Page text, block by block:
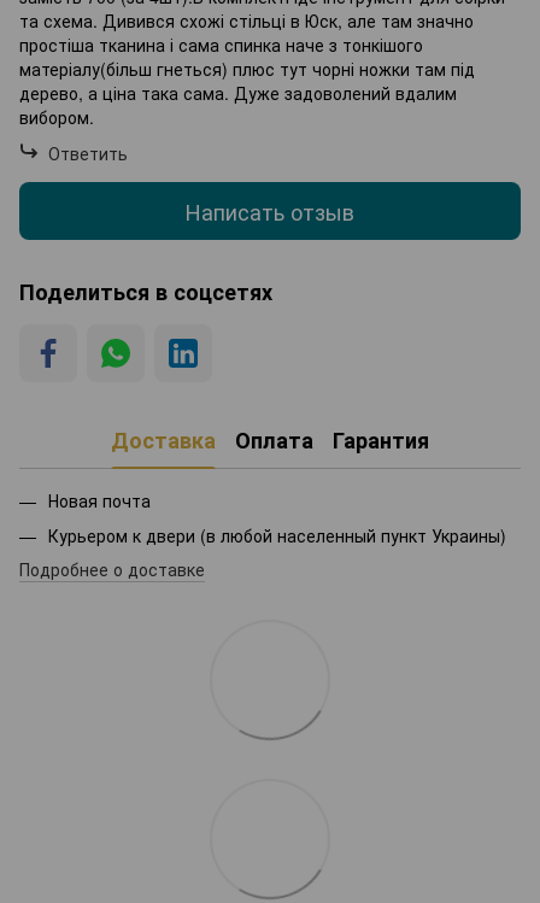
та схема. Дивився схожі стільці в Юск, але там значно
простіша тканина і сама спинка наче з тонкішого
матеріалу(більш гнеться) плюс тут чорні ножки там під
дерево, а ціна така сама. Дуже задоволений вдалим
вибором.
Ответить
Написать отзыв
Поделиться в соцсетях
Доставка Оплата Гарантия
Новая почта
Курьером к двери (в любой населенный пункт Украины)
Подробнее о доставке